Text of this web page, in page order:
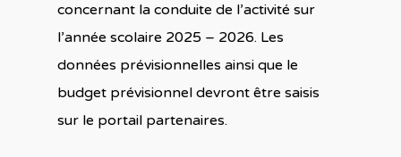
concernant la conduite de l’activité sur
l’année scolaire 2025 – 2026. Les
données prévisionnelles ainsi que le
budget prévisionnel devront être saisis
sur le portail partenaires.